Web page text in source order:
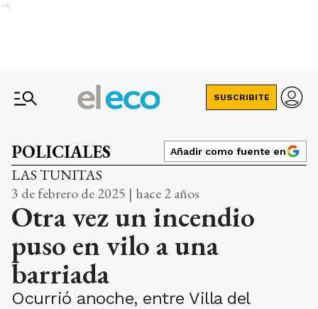
Ads
SUSCRIBITE
POLICIALES Añadir como fuente en
LAS TUNITAS
3 de febrero de 2025 | hace 2 años
Otra vez un incendio
puso en vilo a una
barriada
Ocurrió anoche, entre Villa del